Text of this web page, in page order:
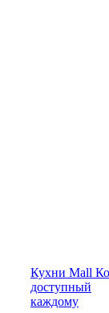
Кухни Mall
доступный
каждому